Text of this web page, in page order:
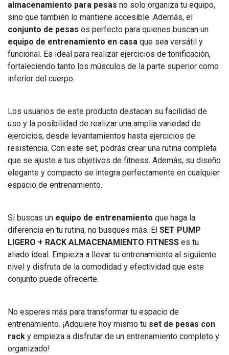
almacenamiento para pesas no solo organiza tu equipo,
sino que también lo mantiene accesible. Además, el
conjunto de pesas es perfecto para quienes buscan un
equipo de entrenamiento en casa que sea versátil y
funcional. Es ideal para realizar ejercicios de tonificación,
fortaleciendo tanto los músculos de la parte superior como
inferior del cuerpo.
Los usuarios de este producto destacan su facilidad de
uso y la posibilidad de realizar una amplia variedad de
ejercicios, desde levantamientos hasta ejercicios de
resistencia. Con este set, podrás crear una rutina completa
que se ajuste a tus objetivos de fitness. Además, su diseño
elegante y compacto se integra perfectamente en cualquier
espacio de entrenamiento.
Si buscas un equipo de entrenamiento que haga la
diferencia en tu rutina, no busques más. El SET PUMP
LIGERO + RACK ALMACENAMIENTO FITNESS es tu
aliado ideal. Empieza a llevar tu entrenamiento al siguiente
nivel y disfruta de la comodidad y efectividad que este
conjunto puede ofrecerte.
No esperes más para transformar tu espacio de
entrenamiento. ¡Adquiere hoy mismo tu set de pesas con
rack y empieza a disfrutar de un entrenamiento completo y
organizado!